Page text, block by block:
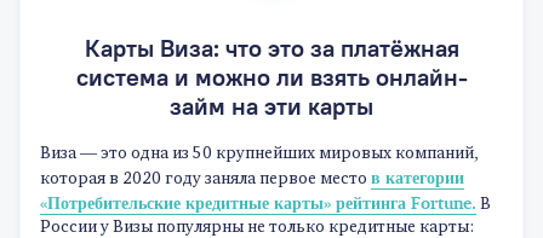
Карты Виза: что это за платёжная
система и можно ли взять онлайн-
займ на эти карты
Виза — это одна из 50 крупнейших мировых компаний,
которая в 2020 году заняла первое место в категории
«Потребительские кредитные карты» рейтинга Fortune. В
России у Визы популярны не только кредитные карты: